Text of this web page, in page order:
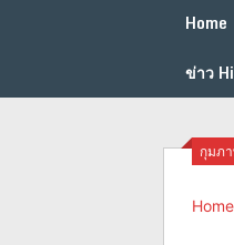
Home
ข่าว
กุมภ
Home